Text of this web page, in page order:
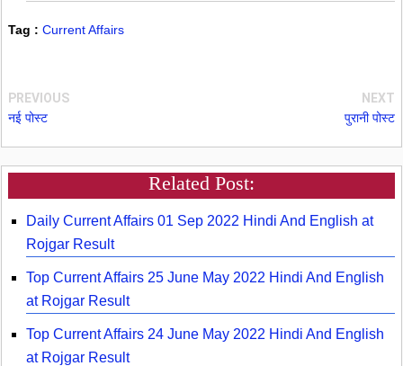
Tag : Current Affairs
PREVIOUS
नई पोस्ट
NEXT
पुरानी पोस्ट
Related Post:
Daily Current Affairs 01 Sep 2022 Hindi And English at
Rojgar Result
Top Current Affairs 25 June May 2022 Hindi And English
at Rojgar Result
Top Current Affairs 24 June May 2022 Hindi And English
at Rojgar Result